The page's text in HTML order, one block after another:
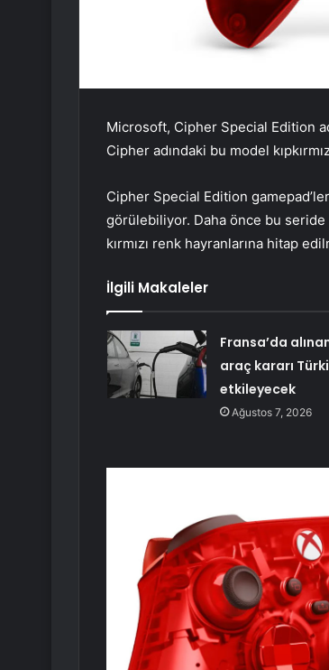
Microsoft, Cipher Special Edition
Cipher adındaki bu model
Cipher Special Edition
görülebiliyor. Daha önce bu seride
kırmızı renk hayranlarına hitap
İlgili Makaleler
Fransa’da
araç kararı
etkileyecek
Ağustos 7, 2026